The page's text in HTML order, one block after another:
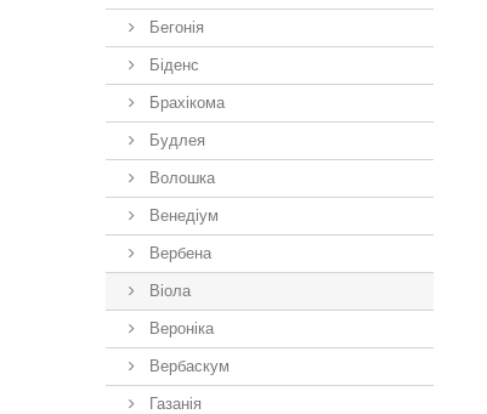
Бегонія
Біденс
Брахікома
Будлея
Волошка
Венедіум
Вербена
Віола
Вероніка
Вербаскум
Газанія